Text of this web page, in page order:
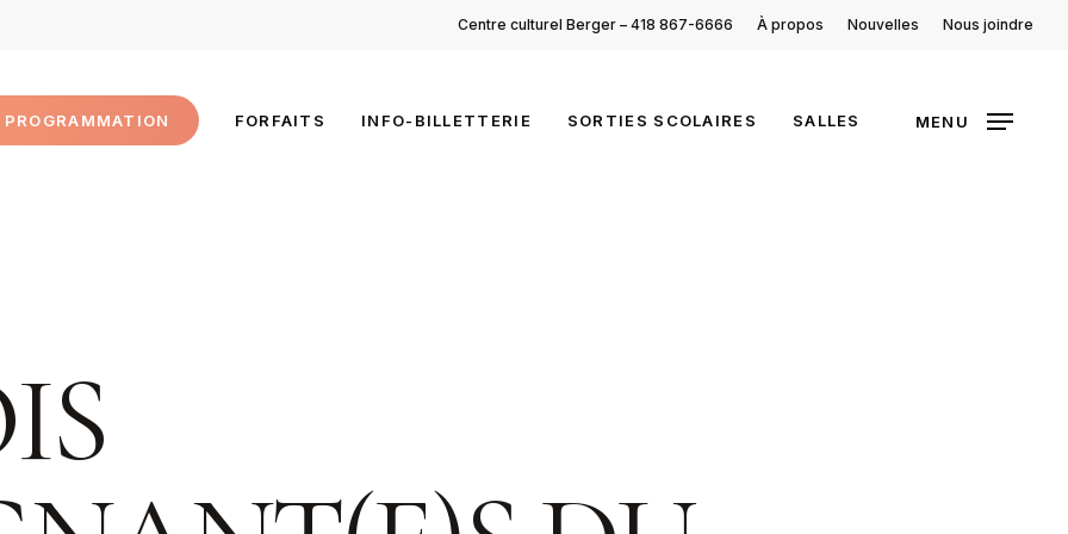
Centre culturel Berger – 418 867-6666 À propos Nouvelles Nous joindre
PROGRAMMATION FORFAITS INFO-BILLETTERIE SORTIES SCOLAIRES SALLES MENU